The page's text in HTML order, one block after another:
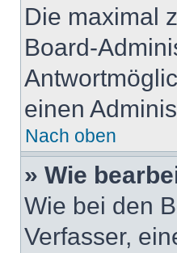
Die maximal
Board-
einen
Nach oben
» Wie
Wie bei den
Verfasser,